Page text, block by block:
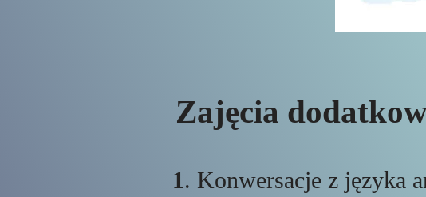
Zajęcia
1. Konwersacje z języka